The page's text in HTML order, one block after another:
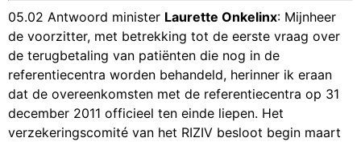
05.02 Antwoord minister Laurette Onkelinx: Mijnheer
de voorzitter, met betrekking tot de eerste vraag over
de terugbetaling van patiënten die nog in de
referentiecentra worden behandeld, herinner ik eraan
dat de overeenkomsten met de referentiecentra op 31
december 2011 officieel ten einde liepen. Het
verzekeringscomité van het RIZIV besloot begin maart